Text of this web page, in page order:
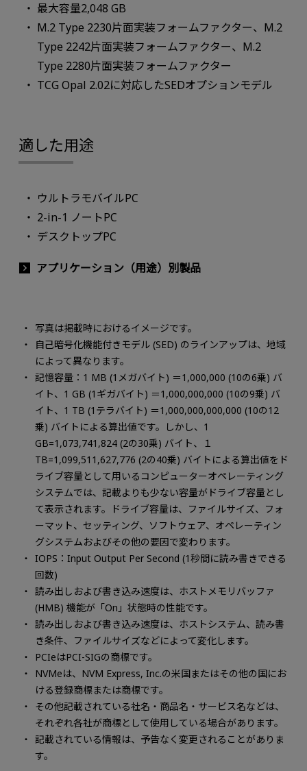
最大容量2,048 GB
M.2 Type 2230片面実装フォームファクター、M.2
Type 2242片面実装フォームファクター、M.2
Type 2280片面実装フォームファクター
TCG Opal 2.02に対応したSEDオプションモデル
適した用途
ウルトラモバイルPC
2-in-1 ノートPC
デスクトップPC
アプリケーション（用途）別製品
写真は掲載時におけるイメージです。
自己暗号化機能付きモデル (SED) のラインアップは、地域
によって異なります。
記憶容量：1 MB (1メガバイト) ＝1,000,000 (10の6乗) バ
イト、1 GB (1ギガバイト) ＝1,000,000,000 (10の9乗) バ
イト、1 TB (1テラバイト) ＝1,000,000,000,000 (10の12
乗) バイトによる算出値です。しかし、1
GB=1,073,741,824 (2の30乗) バイト、１
TB=1,099,511,627,776 (2の40乗) バイトによる算出値をド
ライブ容量として用いるコンピューターオペレーティング
システムでは、記載よりも少ない容量がドライブ容量とし
て表示されます。ドライブ容量は、ファイルサイズ、フォ
ーマット、セッティング、ソフトウェア、オペレーティン
グシステムおよびその他の要因で変わります。
IOPS：Input Output Per Second (1秒間に読み書きできる
回数)
読み出しおよび書き込み速度は、ホストメモリバッファ
(HMB) 機能が「On」状態時の性能です。
読み出しおよび書き込み速度は、ホストシステム、読み書
き条件、ファイルサイズなどによって変化します。
PCIeはPCI-SIGの商標です。
NVMeは、NVM Express, Inc.の米国またはその他の国にお
ける登録商標または商標です。
その他記載されている社名・商品名・サービス名などは、
それぞれ各社が商標として使用している場合があります。
記載されている情報は、予告なく変更されることがありま
す。